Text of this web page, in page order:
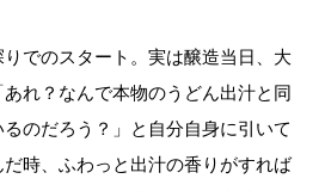
でのスタート。実は醸造当日、大
れ？なんで本物のうどん出汁と同
のだろう？」と自分自身に引いて
時、ふわっと出汁の香りがすれば